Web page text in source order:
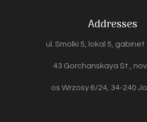
Addresses
ul. Smolki 5, lokal 5,
43 Gorchanskaya St.,
os Wrzosy 6/24, 34-240